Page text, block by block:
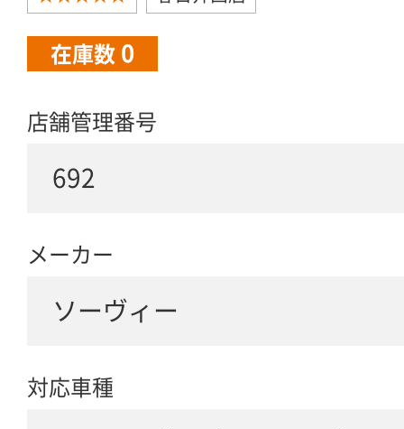
在庫数 0
店舗管理番号
692
メーカー
ソーヴィー
対応車種